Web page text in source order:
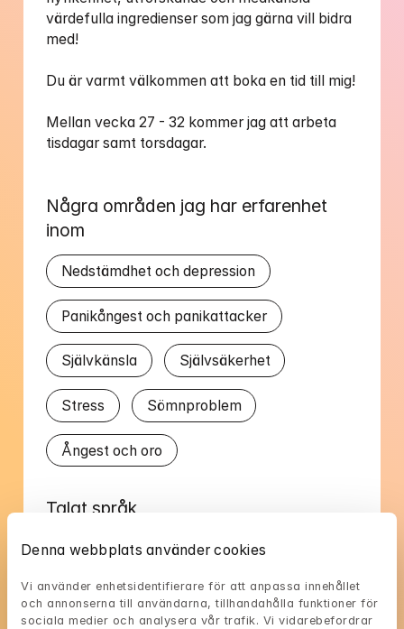
Denna webbplats använder cookies
Vi använder enhetsidentifierare för att anpassa innehållet
och annonserna till användarna, tillhandahålla funktioner för
sociala medier och analysera vår trafik. Vi vidarebefordrar
värdefulla ingredienser som jag gärna vill bidra
med!
Du är varmt välkommen att boka en tid till mig!
Mellan vecka 27 - 32 kommer jag att arbeta
tisdagar samt torsdagar.
Några områden jag har erfarenhet
inom
Nedstämdhet och depression
Panikångest och panikattacker
Självkänsla Självsäkerhet
Stress Sömnproblem
Ångest och oro
Talat språk
Svenska